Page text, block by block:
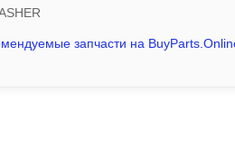
запчасти на